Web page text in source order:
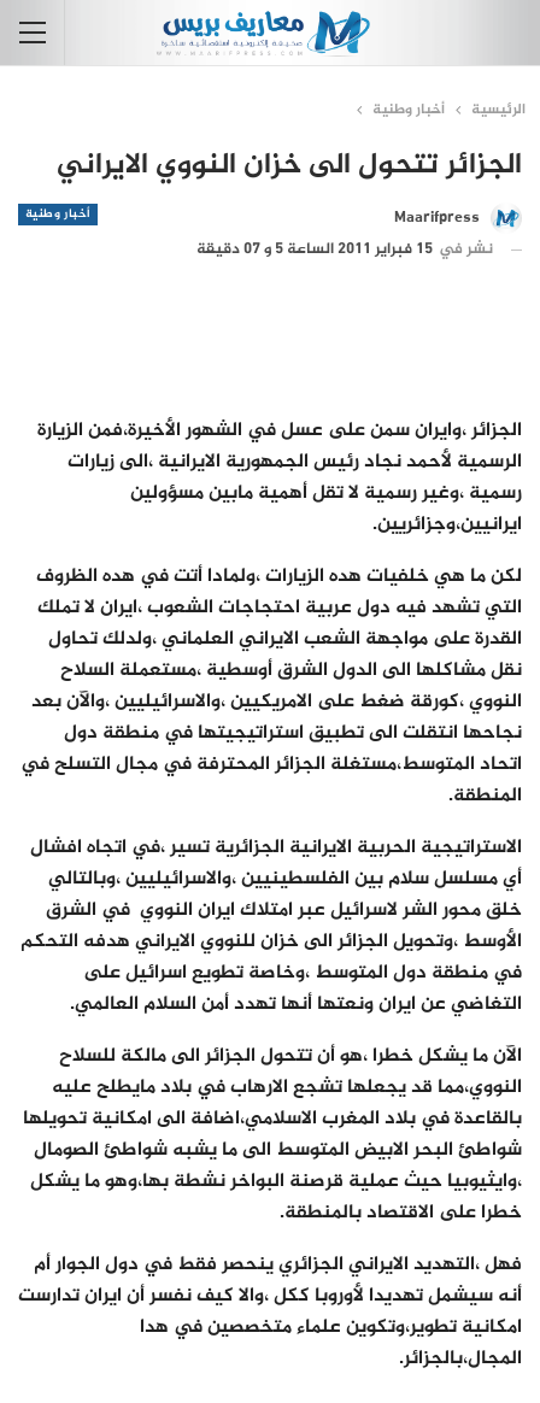
الرئيسية أخبار وطنية
الجزائر تتحول الى خزان النووي الايراني
أخبار وطنية
Maarifpress
نشر في 15 فبراير 2011 الساعة 5 و 07 دقيقة
الجزائر ،وايران سمن على عسل في الشهور الأخيرة،فمن الزيارة
الرسمية لأحمد نجاد رئيس الجمهورية الايرانية ،الى زيارات
رسمية ،وغير رسمية لا تقل أهمية مابين مسؤولين
ايرانيين،وجزائريين.
لكن ما هي خلفيات هده الزيارات ،ولمادا أتت في هده الظروف
التي تشهد فيه دول عربية احتجاجات الشعوب ،ايران لا تملك
القدرة على مواجهة الشعب الايراني العلماني ،ولدلك تحاول
نقل مشاكلها الى الدول الشرق أوسطية ،مستعملة السلاح
النووي ،كورقة ضغط على الامريكيين ،والاسرائيليين ،والآن بعد
نجاحها انتقلت الى تطبيق استراتيجيتها في منطقة دول
اتحاد المتوسط،مستغلة الجزائر المحترفة في مجال التسلح في
المنطقة.
الاستراتيجية الحربية الايرانية الجزائرية تسير ،في اتجاه افشال
أي مسلسل سلام بين الفلسطينيين ،والاسرائيليين ،وبالتالي
خلق محور الشر لاسرائيل عبر امتلاك ايران النووي في الشرق
الأوسط ،وتحويل الجزائر الى خزان للنووي الايراني هدفه التحكم
في منطقة دول المتوسط ،وخاصة تطويع اسرائيل على
التغاضي عن ايران ونعتها أنها تهدد أمن السلام العالمي.
الآن ما يشكل خطرا ،هو أن تتحول الجزائر الى مالكة للسلاح
النووي،مما قد يجعلها تشجع الارهاب في بلاد مايطلح عليه
بالقاعدة في بلاد المغرب الاسلامي،اضافة الى امكانية تحويلها
شواطئ البحر الابيض المتوسط الى ما يشبه شواطئ الصومال
،وايثيوبيا حيث عملية قرصنة البواخر نشطة بها،وهو ما يشكل
خطرا على الاقتصاد بالمنطقة.
فهل ،التهديد الايراني الجزائري ينحصر فقط في دول الجوار أم
أنه سيشمل تهديدا لأوروبا ككل ،والا كيف نفسر أن ايران تدارست
امكانية تطوير،وتكوين علماء متخصصين في هدا
المجال،بالجزائر.